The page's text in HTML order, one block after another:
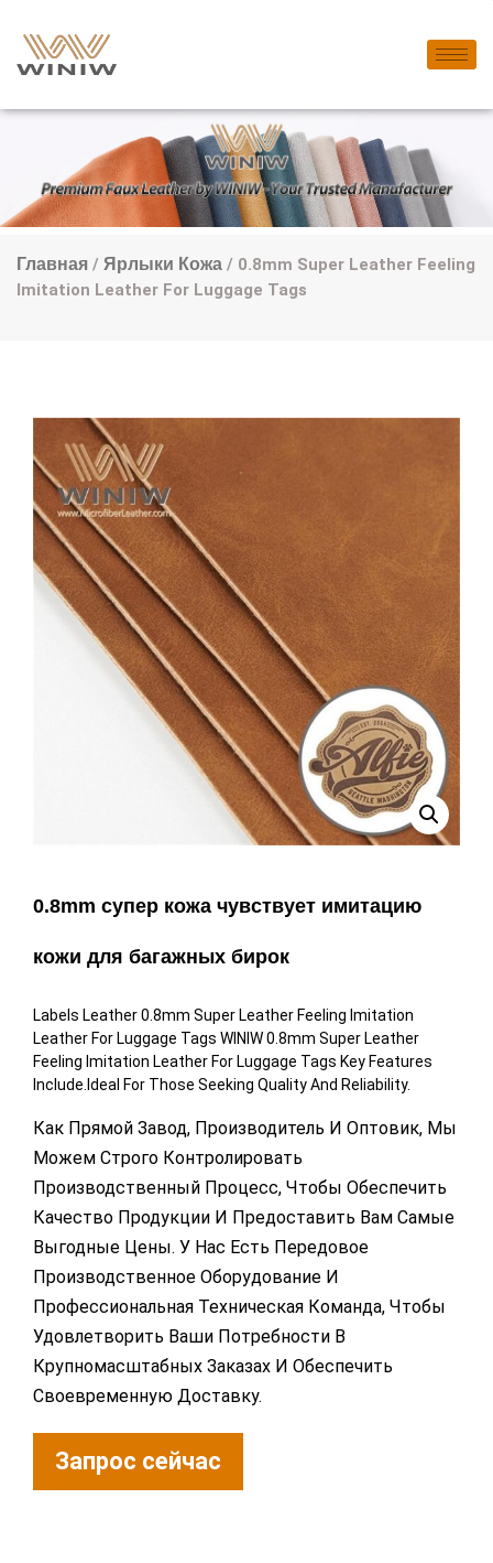
Главная / Ярлыки Кожа / 0.8mm Super Leather Feeling
Imitation Leather For Luggage Tags
0.8mm супер кожа чувствует имитацию
кожи для багажных бирок
Labels Leather 0.8mm Super Leather Feeling Imitation
Leather For Luggage Tags WINIW 0.8mm Super Leather
Feeling Imitation Leather For Luggage Tags Key Features
Include.Ideal For Those Seeking Quality And Reliability.
Как Прямой Завод, Производитель И Оптовик, Мы
Можем Строго Контролировать
Производственный Процесс, Чтобы Обеспечить
Качество Продукции И Предоставить Вам Самые
Выгодные Цены. У Нас Есть Передовое
Производственное Оборудование И
Профессиональная Техническая Команда, Чтобы
Удовлетворить Ваши Потребности В
Крупномасштабных Заказах И Обеспечить
Своевременную Доставку.
Запрос сейчас